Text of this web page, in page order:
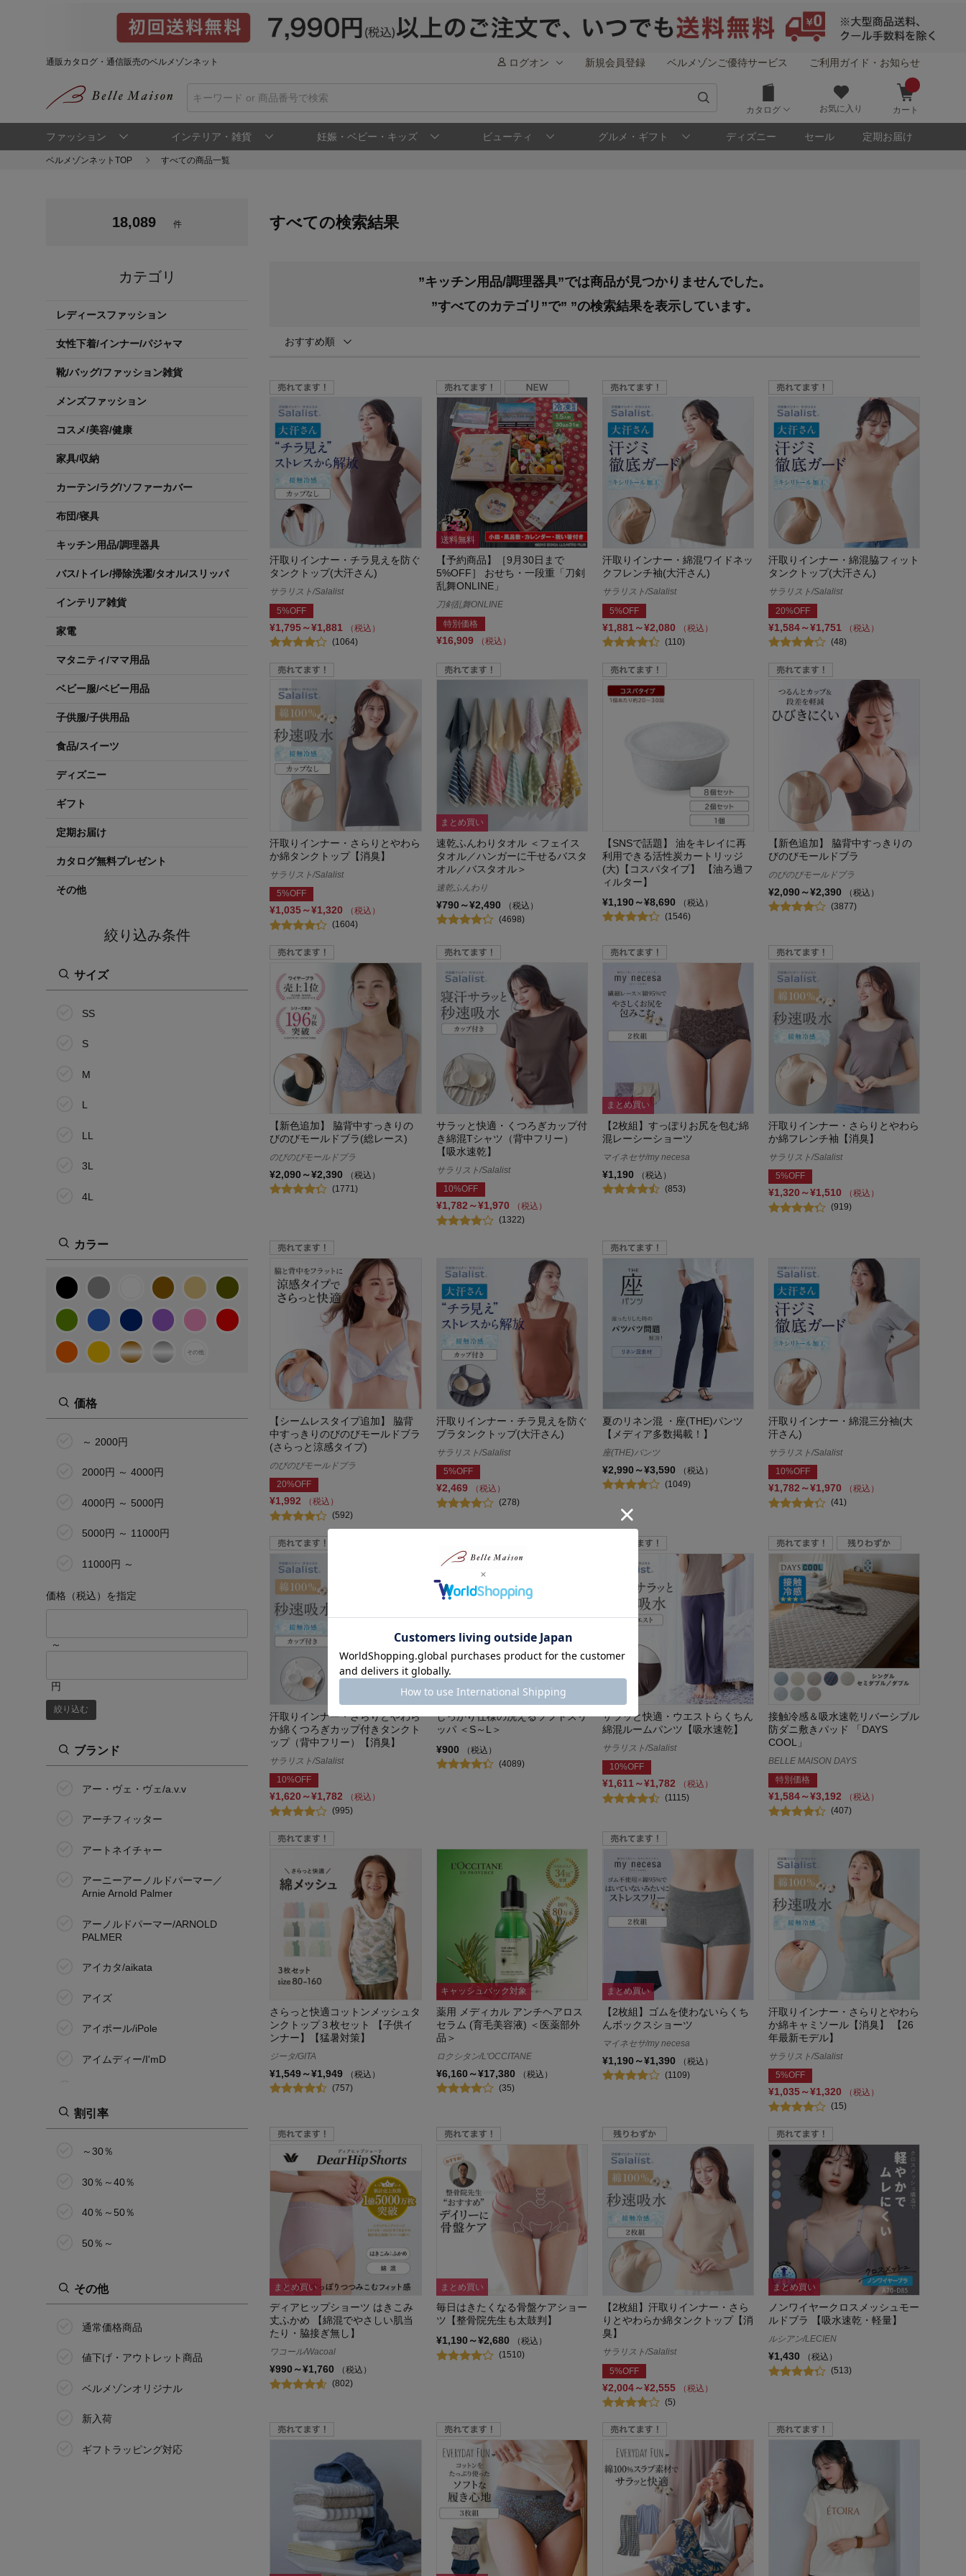
通販カタログ・通信販売のベルメゾンネット ログオン 新規会員登録 ベルメゾンご優待サービス ご利用ガイド・お知らせ
カタログ お気に入り カート
ファッション インテリア・雑貨 妊娠・ベビー・キッズ ビューティ グルメ・ギフト ディズニー セール 定期お届け
ベルメゾンネットTOP すべての商品一覧
18,089 件
カテゴリ
レディースファッション
女性下着/インナー/パジャマ
靴/バッグ/ファッション雑貨
メンズファッション
コスメ/美容/健康
家具/収納
カーテン/ラグ/ソファーカバー
布団/寝具
キッチン用品/調理器具
バス/トイレ/掃除洗濯/タオル/スリッパ
インテリア雑貨
家電
マタニティ/ママ用品
ベビー服/ベビー用品
子供服/子供用品
食品/スイーツ
ディズニー
ギフト
定期お届け
カタログ無料プレゼント
その他
絞り込み条件
サイズ
SS
S
M
L
LL
3L
4L
6L
7L
8L
12L
マタニティM
マタニティL
マタニティLL
マタニティ3L
マタニティ4L
マタニティ5L
58cm(5号)
64cm(9号)
70cm(13号)
73cm(15号)
92cm(25号)
96cm(27号)
A70
B75
B80
B85
B90
B95
C65
カラー
その他
価格
～ 2000円
2000円 ～ 4000円
4000円 ～ 5000円
5000円 ～ 11000円
11000円 ～
価格（税込）を指定
～
円
絞り込む
ブランド
アー・ヴェ・ヴェ/a.v.v
アーチフィッター
アートネイチャー
アーニーアーノルドパーマー／
Arnie Arnold Palmer
アーノルドパーマー/ARNOLD
PALMER
アイカタ/aikata
アイズ
アイポール/iPole
アイムディー/I'mD
アシックスキッズ/ASICS KIDS
割引率
～30％
30％～40％
40％～50％
50％～
その他
通常価格商品
値下げ・アウトレット商品
ベルメゾンオリジナル
新入荷
ギフトラッピング対応
すべての検索結果
”キッチン用品/調理器具”では商品が見つかりませんでした。
”すべてのカテゴリ”で” ”の検索結果を表示しています。
おすすめ順
汗取りインナー・チラ見えを防ぐ
タンクトップ(大汗さん)
サラリスト/Salalist
5%OFF
¥1,795～¥1,881
（税込）
(1064)
送料無料
【予約商品】［9月30日まで
5%OFF］ おせち・一段重「刀剣
乱舞ONLINE」
刀剣乱舞ONLINE
特別価格
¥16,909 （税込）
汗取りインナー・綿混ワイドネッ
クフレンチ袖(大汗さん)
サラリスト/Salalist
5%OFF
¥1,881～¥2,080
（税込）
(110)
汗取りインナー・綿混脇フィット
タンクトップ(大汗さん)
サラリスト/Salalist
20%OFF
¥1,584～¥1,751
（税込）
(48)
汗取りインナー・さらりとやわら
か綿タンクトップ【消臭】
サラリスト/Salalist
5%OFF
¥1,035～¥1,320
（税込）
(1604)
まとめ買い
速乾ふんわりタオル ＜フェイス
タオル／ハンガーに干せるバスタ
オル／バスタオル＞
速乾ふんわり
¥790～¥2,490
（税込）
(4698)
【SNSで話題】 油をキレイに再
利用できる活性炭カートリッジ
(大)【コスパタイプ】 【油ろ過フ
ィルター】
¥1,190～¥8,690
（税込）
(1546)
【新色追加】 脇背中すっきりの
びのびモールドブラ
のびのびモールドブラ
¥2,090～¥2,390
（税込）
(3877)
【新色追加】 脇背中すっきりの
びのびモールドブラ(総レース)
のびのびモールドブラ
¥2,090～¥2,390
（税込）
(1771)
サラッと快適・くつろぎカップ付
き綿混Tシャツ（背中フリー）
【吸水速乾】
サラリスト/Salalist
10%OFF
¥1,782～¥1,970
（税込）
(1322)
まとめ買い
【2枚組】すっぽりお尻を包む綿
混レーシーショーツ
マイネセサ/my necesa
¥1,190
（税込）
(853)
汗取りインナー・さらりとやわら
か綿フレンチ袖【消臭】
サラリスト/Salalist
5%OFF
¥1,320～¥1,510
（税込）
(919)
【シームレスタイプ追加】 脇背
中すっきりのびのびモールドブラ
(さらっと涼感タイプ)
のびのびモールドブラ
20%OFF
¥1,992
（税込）
(592)
汗取りインナー・チラ見えを防ぐ
ブラタンクトップ(大汗さん)
サラリスト/Salalist
5%OFF
¥2,469
（税込）
(278)
夏のリネン混 ・座(THE)パンツ
【メディア多数掲載！】
座(THE)パンツ
¥2,990～¥3,590
（税込）
(1049)
汗取りインナー・綿混三分袖(大
汗さん)
サラリスト/Salalist
10%OFF
¥1,782～¥1,970
（税込）
(41)
汗取りインナー・さらりとやわら
か綿くつろぎカップ付きタンクト
ップ（背中フリー）【消臭】
サラリスト/Salalist
10%OFF
¥1,620～¥1,782
（税込）
(995)
まとめ買い
しっかり仕様の洗えるソフトスリ
ッパ ＜S～L＞
¥900
（税込）
(4089)
サラッと快適・ウエストらくちん
綿混ルームパンツ【吸水速乾】
サラリスト/Salalist
10%OFF
¥1,611～¥1,782
（税込）
(1115)
接触冷感＆吸水速乾リバーシブル
防ダニ敷きパッド 「DAYS
COOL」
BELLE MAISON DAYS
特別価格
¥1,584～¥3,192
（税込）
(407)
さらっと快適コットンメッシュタ
ンクトップ３枚セット 【子供イ
ンナー】【猛暑対策】
ジータ/GITA
¥1,549～¥1,949
（税込）
(757)
キャッシュバック対象
薬用 メディカル アンチヘアロス
セラム (育毛美容液) ＜医薬部外
品＞
ロクシタン/L'OCCITANE
¥6,160～¥17,380
（税込）
(35)
まとめ買い
【2枚組】ゴムを使わないらくち
んボックスショーツ
マイネセサ/my necesa
¥1,190～¥1,390
（税込）
(1109)
汗取りインナー・さらりとやわら
か綿キャミソール【消臭】 【26
年最新モデル】
サラリスト/Salalist
5%OFF
¥1,035～¥1,320
（税込）
(15)
まとめ買い
ディアヒップショーツ はきこみ
丈ふかめ 【綿混でやさしい肌当
たり・脇接ぎ無し】
ワコール/Wacoal
¥990～¥1,760
（税込）
(802)
まとめ買い
毎日はきたくなる骨盤ケアショー
ツ【整骨院先生も太鼓判】
¥1,190～¥2,680
（税込）
(1510)
【2枚組】汗取りインナー・さら
りとやわらか綿タンクトップ【消
臭】
サラリスト/Salalist
5%OFF
¥2,004～¥2,555
（税込）
(5)
まとめ買い
ノンワイヤークロスメッシュモー
ルドブラ 【吸水速乾・軽量】
ルシアン/LECIEN
¥1,430
（税込）
(513)